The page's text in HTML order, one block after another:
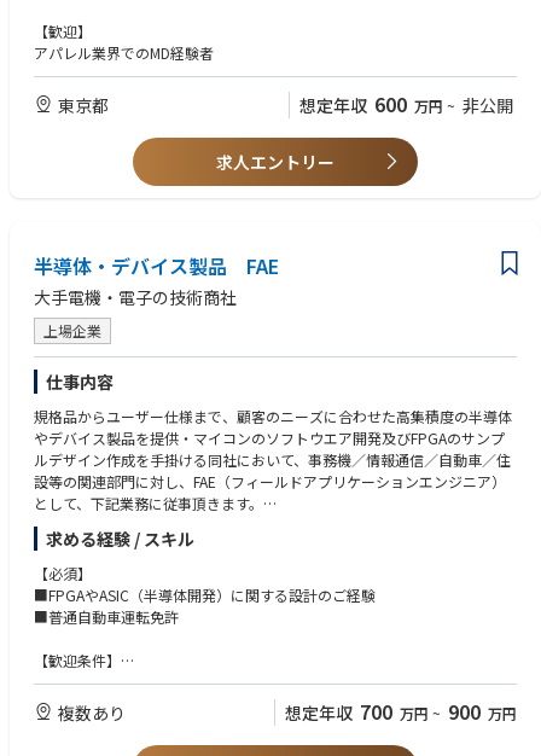
・量産の品質、進捗確認
【歓迎】
アパレル業界でのMD経験者
東京都 想定年収 600 万円 ~ 非公開
求人エントリー
半導体・デバイス製品 FAE
大手電機・電子の技術商社
上場企業
仕事内容
規格品からユーザー仕様まで、顧客のニーズに合わせた高集積度の半導体
やデバイス製品を提供・マイコンのソフトウエア開発及びFPGAのサンプ
ルデザイン作成を手掛ける同社において、事務機／情報通信／自動車／住
設等の関連部門に対し、FAE（フィールドアプリケーションエンジニア）
として、下記業務に従事頂きます。
【具体的には】
・顧客の製品に合わせて、メーカー製品と当社の技術を活用して半導体、
デバイス製品を提案
・製品の立ち上げ、開発の技術サポート
等
【取扱い製品】
FPGA、ASIC
求める経験 / スキル
【必須】
■FPGAやASIC（半導体開発）に関する設計のご経験
■普通自動車運転免許
【歓迎条件】
□半導体・デバイス製品の技術折衝の経験（FAE・開発・技術サポートな
ど）
□英語使用経験
複数あり 想定年収 700 万円 ~ 900 万円